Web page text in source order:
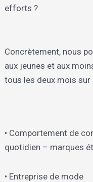
efforts ?
Concrètement, nous
aux jeunes et aux
tous les deux mois
• Comportement de
quotidien – marques
• Entreprise de mode